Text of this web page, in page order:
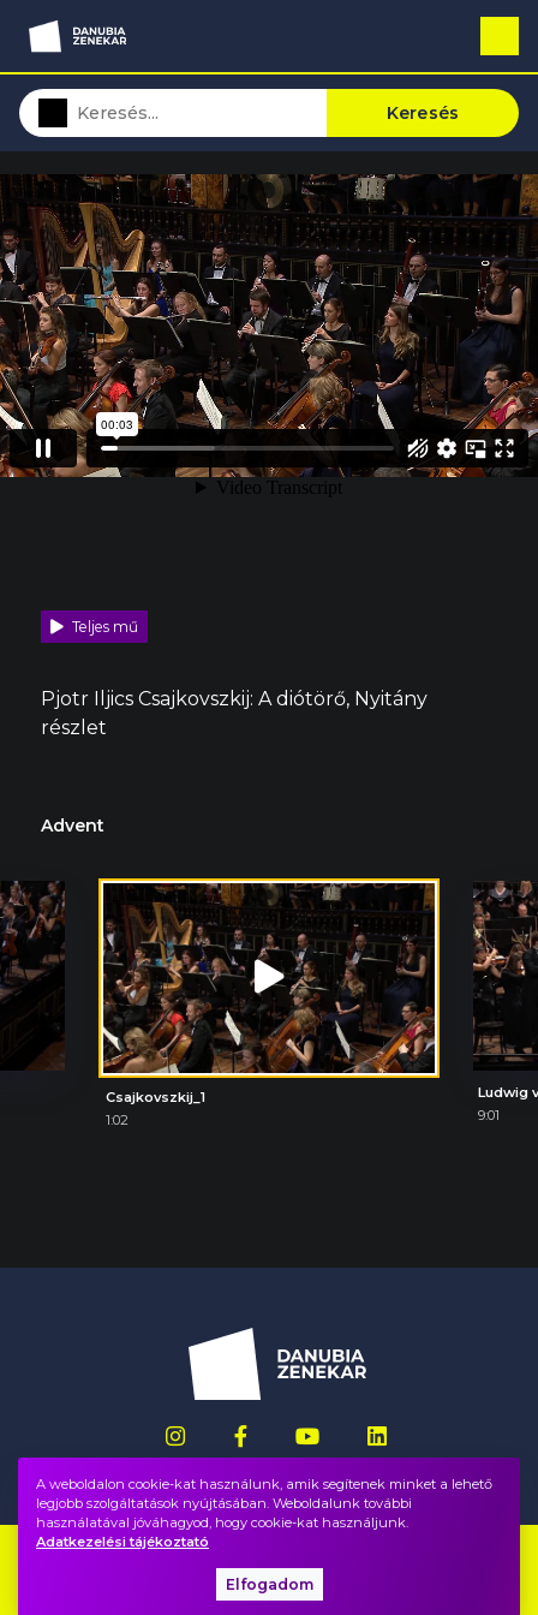
Keresés
Teljes mű
Pjotr Iljics Csajkovszkij: A diótörő, Nyitány
részlet
Advent
Csajkovszkij_1
1:02
9:01
A weboldalon cookie-kat használunk, amik segítenek minket a lehető
legjobb szolgáltatások nyújtásában. Weboldalunk további
használatával jóváhagyod, hogy cookie-kat használjunk.
Adatkezelési tájékoztató
Elfogadom
Impresszum
Adatvédelem, ÁSZF